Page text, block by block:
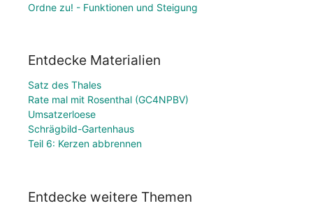
Ordne zu! - Funktionen und Steigung
Entdecke Materialien
Satz des Thales
Rate mal mit Rosenthal (GC4NPBV)
Umsatzerloese
Schrägbild-Gartenhaus
Teil 6: Kerzen abbrennen
Entdecke weitere Themen